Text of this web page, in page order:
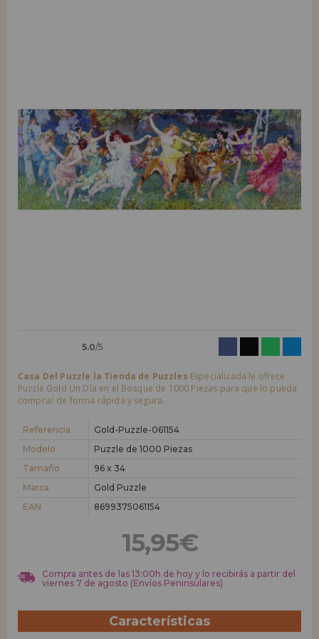
5.0/5
Casa Del Puzzle la Tienda de Puzzles Especializada le ofrece
Puzzle Gold Un Día en el Bosque de 1000 Piezas para que lo pueda
comprar de forma rápida y segura.
Referencia
Gold-Puzzle-061154
Modelo
Puzzle de 1000 Piezas
Tamaño
96 x 34
Marca
Gold Puzzle
EAN
8699375061154
15,95€
Compra antes de las 13:00h de hoy y lo recibirás a partir del
viernes 7 de agosto (Envíos Peninsulares)
Características